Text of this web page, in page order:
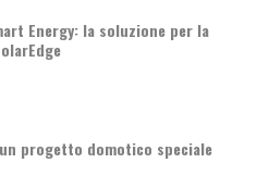
Energy: la soluzione per la
un progetto domotico speciale